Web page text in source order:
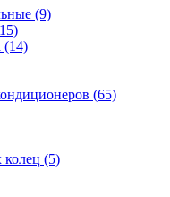
(9)
(14)
(65)
(5)